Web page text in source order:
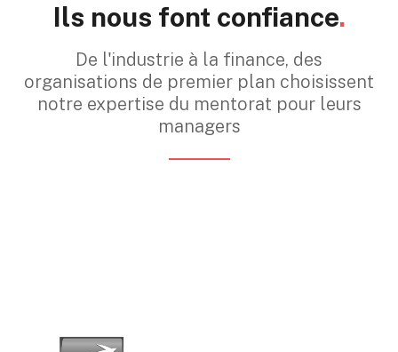
Ils nous font confiance.
De l'industrie à la finance, des
organisations de premier plan choisissent
notre expertise du mentorat pour leurs
managers